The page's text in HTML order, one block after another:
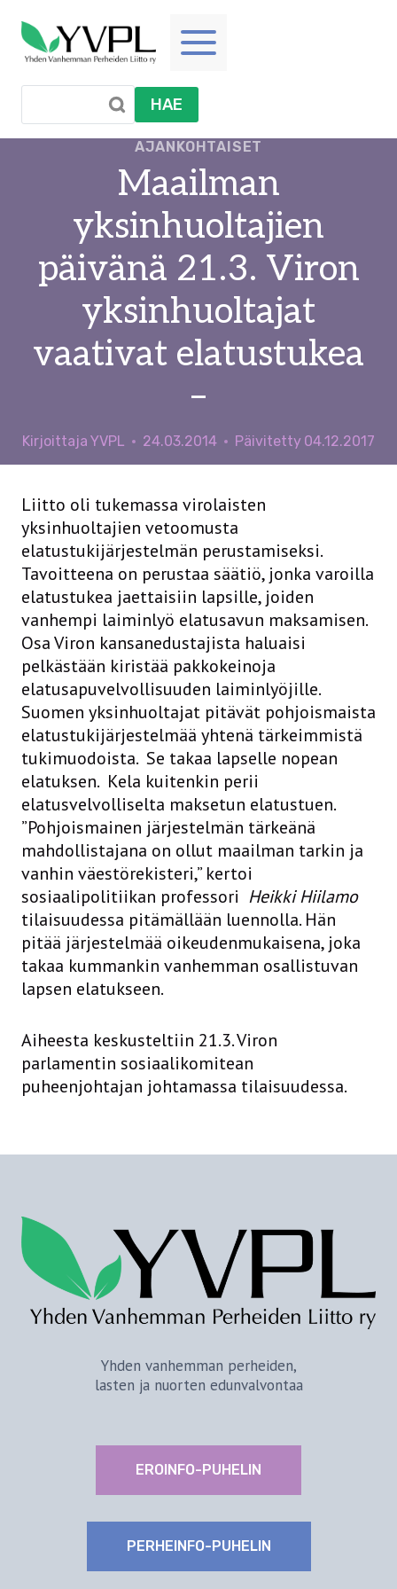
sisältöön
HAE
AJANKOHTAISET
Maailman
yksinhuoltajien
päivänä 21.3. Viron
yksinhuoltajat
vaativat elatustukea
–
Kirjoittaja YVPL 24.03.2014 Päivitetty 04.12.2017
Liitto oli tukemassa virolaisten
yksinhuoltajien vetoomusta
elatustukijärjestelmän perustamiseksi.
Tavoitteena on perustaa säätiö, jonka varoilla
elatustukea jaettaisiin lapsille, joiden
vanhempi laiminlyö elatusavun maksamisen.
Osa Viron kansanedustajista haluaisi
pelkästään kiristää pakkokeinoja
elatusapuvelvollisuuden laiminlyöjille.
Suomen yksinhuoltajat pitävät pohjoismaista
elatustukijärjestelmää yhtenä tärkeimmistä
tukimuodoista. Se takaa lapselle nopean
elatuksen. Kela kuitenkin perii
elatusvelvolliselta maksetun elatustuen.
”Pohjoismainen järjestelmän tärkeänä
mahdollistajana on ollut maailman tarkin ja
vanhin väestörekisteri,” kertoi
sosiaalipolitiikan professori Heikki Hiilamo
tilaisuudessa pitämällään luennolla. Hän
pitää järjestelmää oikeudenmukaisena, joka
takaa kummankin vanhemman osallistuvan
lapsen elatukseen.
Aiheesta keskusteltiin 21.3. Viron
parlamentin sosiaalikomitean
puheenjohtajan johtamassa tilaisuudessa.
Yhden vanhemman perheiden,
lasten ja nuorten edunvalvontaa
EROINFO-PUHELIN
PERHEINFO-PUHELIN